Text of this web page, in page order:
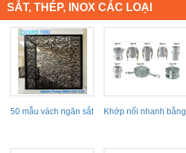
SẮT, THÉP, INOX CÁC LOẠI
50 mẫu vách ngăn sắt
Khớp nối nhanh bằng